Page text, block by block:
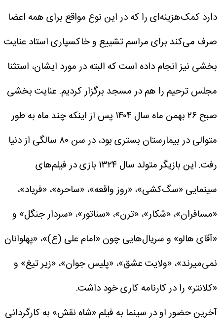
دارد کمک‌هزینه‌ای را که در این نوع مواقع برای همه اعضا
صرف می‌کند برای مراسم تشییع و خاکسپاری استاد عنایت
بخشی نیز انجام داده است که البته در مورد ایشان، استثنا
مجلس ترحیم را هم در مسجد برگزار کردیم. عنایت بخشی
صبح ۲۶ بهمن ماه سال ۱۴۰۴ پس از اینکه چند ماه به طور
متوالی در بیمارستان بستری بود، در سن ۸۰ سالگی از دنیا
رفت.
این بازیگر متولد سال ۱۳۲۴ بازی در فیلم‌های
سینمایی «سگ‌کشی»، «روز واقعه»، «ساحره»، «فریاد»،
«مسافران»، «شکار»، «ترن»، «سناتور»، «سردار جنگل» و
«آقای هالو» و سریال‌هایی چون «امام علی (ع)»، «پهلوانان
نمی‌میرند»، «ولایت عشق»، «پلیس جوان»، «زیر تیغ» و
«کلانتر» را در کارنامه کاری خود داشت.
آخرین حضور او در سینما به فیلم «شاه نقش» به کارگردانی